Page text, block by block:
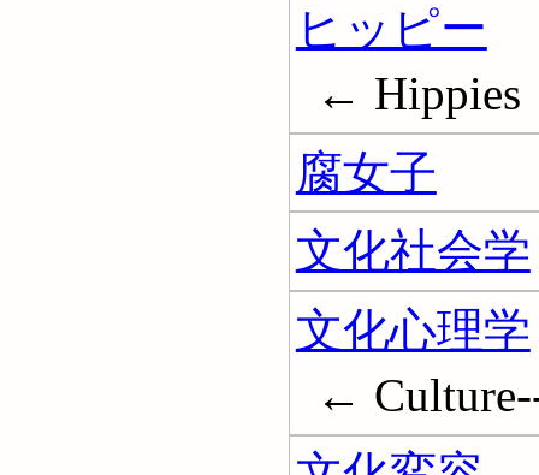
ヒッピー
← Hippies
腐女子
文化社会学
文化心理学
←